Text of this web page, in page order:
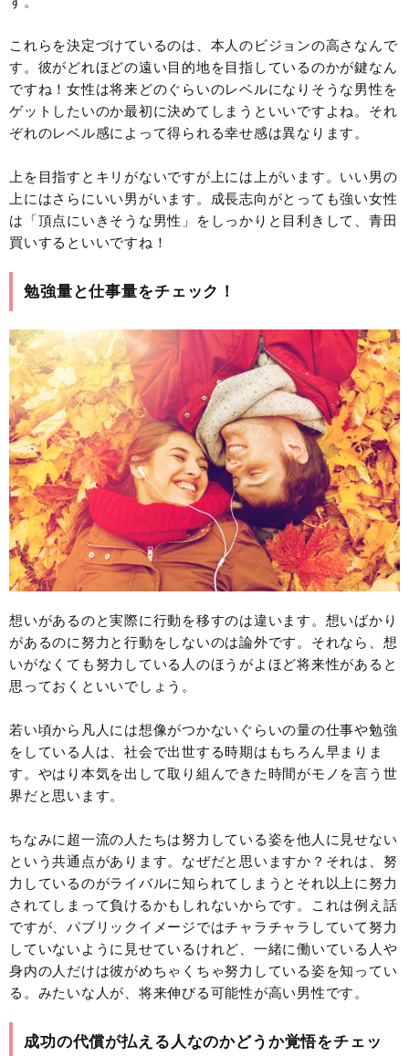
これらを決定づけているのは、本人のビジョンの高さなんで
す。彼がどれほどの遠い目的地を目指しているのかが鍵なん
ですね！女性は将来どのぐらいのレベルになりそうな男性を
ゲットしたいのか最初に決めてしまうといいですよね。それ
ぞれのレベル感によって得られる幸せ感は異なります。
上を目指すとキリがないですが上には上がいます。いい男の
上にはさらにいい男がいます。成長志向がとっても強い女性
は「頂点にいきそうな男性」をしっかりと目利きして、青田
買いするといいですね！
勉強量と仕事量をチェック！
想いがあるのと実際に行動を移すのは違います。想いばかり
があるのに努力と行動をしないのは論外です。それなら、想
いがなくても努力している人のほうがよほど将来性があると
思っておくといいでしょう。
若い頃から凡人には想像がつかないぐらいの量の仕事や勉強
をしている人は、社会で出世する時期はもちろん早まりま
す。やはり本気を出して取り組んできた時間がモノを言う世
界だと思います。
ちなみに超一流の人たちは努力している姿を他人に見せない
という共通点があります。なぜだと思いますか？それは、努
力しているのがライバルに知られてしまうとそれ以上に努力
されてしまって負けるかもしれないからです。これは例え話
ですが、パブリックイメージではチャラチャラしていて努力
していないように見せているけれど、一緒に働いている人や
身内の人だけは彼がめちゃくちゃ努力している姿を知ってい
る。みたいな人が、将来伸びる可能性が高い男性です。
成功の代償が払える人なのかどうか覚悟をチェッ